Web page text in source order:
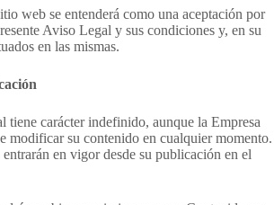
web se entenderá como una aceptación por
Aviso Legal y sus condiciones y, en su
en las mismas.
tiene carácter indefinido, aunque la Empresa
modificar su contenido en cualquier momento.
en vigor desde su publicación en el